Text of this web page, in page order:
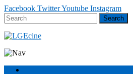
Facebook TwitterYoutube Instagram